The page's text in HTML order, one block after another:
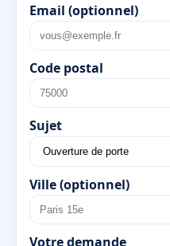
Email (optionnel)
Code postal
Sujet
Ville (optionnel)
Votre demande